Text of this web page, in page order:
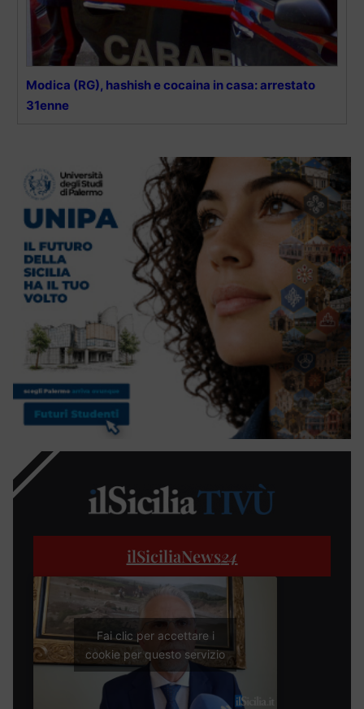
Modica (RG), hashish e cocaina in casa: arrestato
31enne
ilSiciliaNews24
Fai clic per accettare i
cookie per questo servizio